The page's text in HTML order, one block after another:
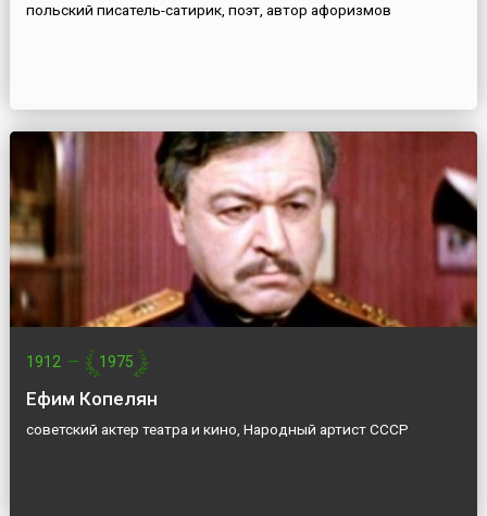
польский писатель-сатирик, поэт, автор афоризмов
1912 — 1975
Ефим Копелян
советский актер театра и кино, Народный артист СССР